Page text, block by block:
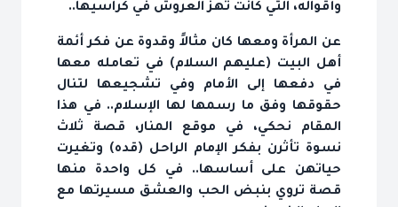
وأقواله، التي كانت تهز العروش في كراسيها..
عن المرأة ومعها كان مثالاً وقدوة عن فكر أئمة
أهل البيت (عليهم السلام) في تعامله معها
في دفعها إلى الأمام وفي تشجيعها لتنال
حقوقها وفق ما رسمها لها الإسلام.. في هذا
المقام نحكي، في موقع المنار، قصة ثلاث
نسوة تأثرن بفكر الإمام الراحل (قده) وتغيرت
حياتهن على أساسها.. في كل واحدة منها
قصة تروي بنبض الحب والعشق مسيرتها مع